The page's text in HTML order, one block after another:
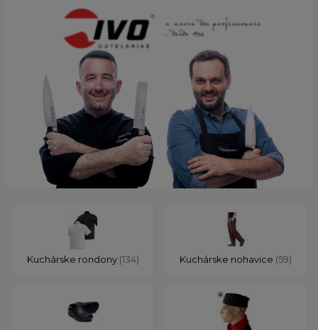
Kuchárske rondony (134) Kuchárske nohavice (59)